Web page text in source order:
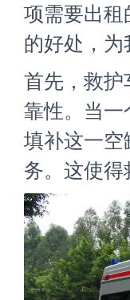
项需要出租
的好处，
首先，救护
靠性。当一
填补这一空
务。这使